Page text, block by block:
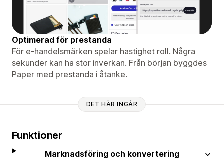
Optimerad för prestanda
För e-handelsmärken spelar hastighet roll. Några
sekunder kan ha stor inverkan. Från början byggdes
Paper med prestanda i åtanke.
DET HÄR INGÅR
Funktioner
Marknadsföring och konvertering